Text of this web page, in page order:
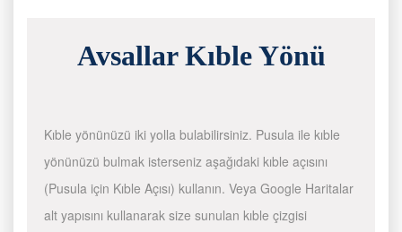
Avsallar Kıble Yönü
Kıble yönünüzü iki yolla bulabilirsiniz. Pusula ile kıble
yönünüzü bulmak isterseniz aşağıdaki kıble açısını
(Pusula için Kıble Açısı) kullanın. Veya Google Haritalar
alt yapısını kullanarak size sunulan kıble çizgisi